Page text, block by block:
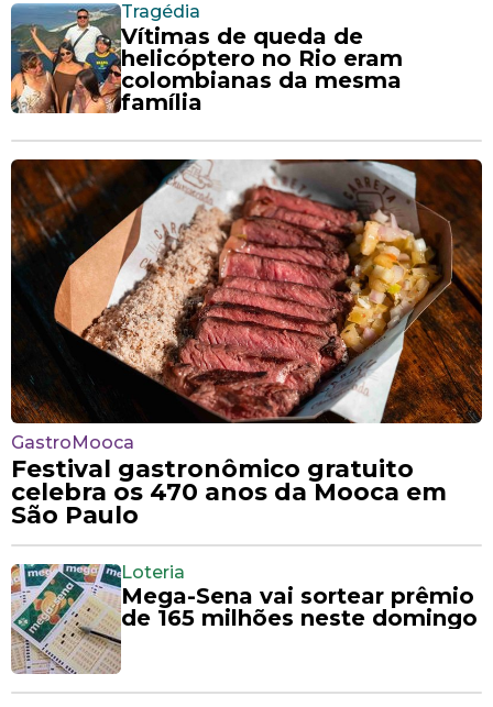
Tragédia
Vítimas de queda de
helicóptero no Rio eram
colombianas da mesma
família
GastroMooca
Festival gastronômico gratuito
celebra os 470 anos da Mooca em
São Paulo
Loteria
Mega-Sena vai sortear prêmio
de 165 milhões neste domingo